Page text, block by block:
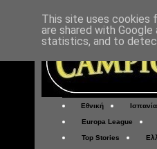
Εθνική Ισπανία
Europa League
Top Stories
This site uses cookies
are shared with
statistics, and to